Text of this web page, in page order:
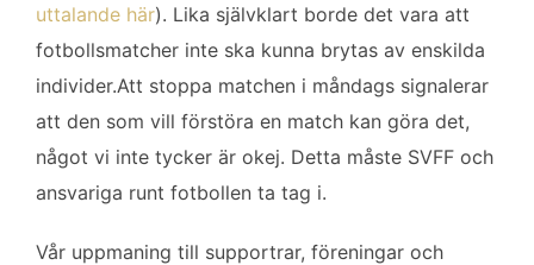
o
o
k
e
r
d
I
n
uttalande här). Lika självklart borde det vara att
fotbollsmatcher inte ska kunna brytas av enskilda
individer.Att stoppa matchen i måndags signalerar
att den som vill förstöra en match kan göra det,
något vi inte tycker är okej. Detta måste SVFF och
ansvariga runt fotbollen ta tag i.
Vår uppmaning till supportrar, föreningar och